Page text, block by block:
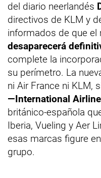
del diario neerlandés
directivos de KLM y
informados de que el
desaparecerá
complete la
su perímetro. La
ni Air France ni KLM,
—International
británico-española
Iberia, Vueling y Aer
esas marcas figure
grupo.